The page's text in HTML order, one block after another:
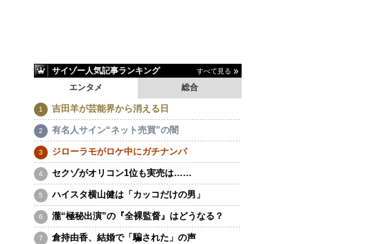
サイゾー人気記事ランキング すべて見る
エンタメ 総合
吉田羊が芸能界から消える日
有名人サイン“ネット売買”の闇
ジローラモがロケ中にガチナンパ
セクゾがオリコン1位も実売は……
ハイスタ横山健は「カッコだけの男」
瀧“極秘出演”の『全裸監督』はどうなる？
倉持由香、結婚で「騙された」の声